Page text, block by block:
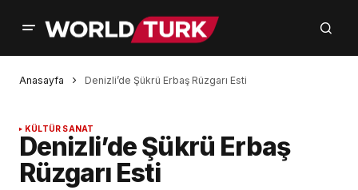
Anasayfa Denizli’de Şükrü Erbaş Rüzgarı Esti
KÜLTÜR SANAT
Denizli’de Şükrü Erbaş
Rüzgarı Esti